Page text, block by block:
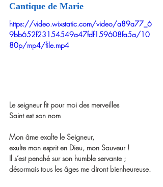
Cantique de Marie
https://video.wixstatic.com/video/a89a77_6
9bb652f23154549a47fdf159608fa5a/10
80p/mp4/file.mp4
Le seigneur fit pour moi des merveilles
Saint est son nom
Mon âme exalte le Seigneur,
exulte mon esprit en Dieu, mon Sauveur !
Il s’est penché sur son humble servante ;
désormais tous les âges me diront bienheureuse.